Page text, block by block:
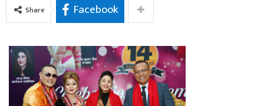
Share Facebook